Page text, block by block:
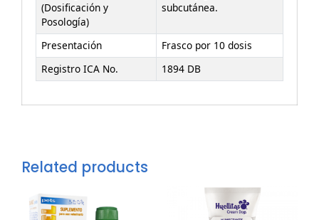
(Dosificación y
Posología)
subcutánea.
Presentación
Frasco por 10 dosis
Registro ICA No.
1894 DB
Related products